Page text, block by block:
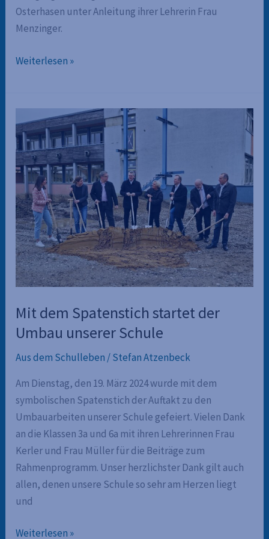
Osterhasen unter Anleitung ihrer Lehrerin Frau
Menzinger.
Aus
Unterricht
Weiterlesen »
Mit dem Spatenstich startet der
Umbau unserer Schule
Aus dem Schulleben /Stefan Atzenbeck
Am Dienstag, den 19. März 2024 wurde mit dem
symbolischen Spatenstich der Auftakt zu den
Umbauarbeiten unserer Schule gefeiert. Vielen Dank
an die Klassen 3a und 6a mit ihren Lehrerinnen Frau
Kerler und Frau Müller für die Beiträge zum
Rahmenprogramm. Unser herzlichster Dank gilt auch
allen, denen unsere Schule so sehr am Herzen liegt
und
Mit
Weiterlesen »